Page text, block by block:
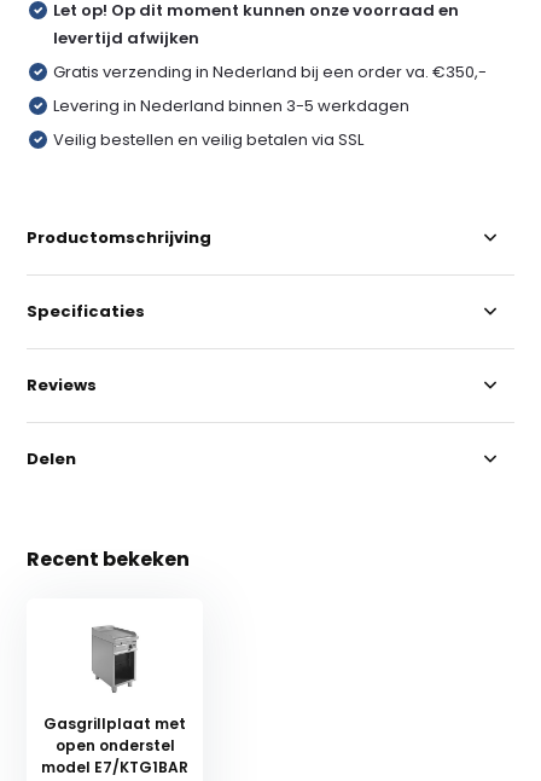
Let op! Op dit moment kunnen onze voorraad en
levertijd afwijken
Gratis verzending in Nederland bij een order va. €350,-
Levering in Nederland binnen 3-5 werkdagen
Veilig bestellen en veilig betalen via SSL
Productomschrijving
Specificaties
Reviews
Delen
Recent bekeken
Gasgrillplaat met
open onderstel
model E7/KTG1BAR